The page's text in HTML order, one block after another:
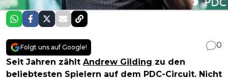
Folgt uns auf Google!
0
Seit Jahren zählt Andrew Gilding zu den
beliebtesten Spielern auf dem PDC-Circuit. Nicht